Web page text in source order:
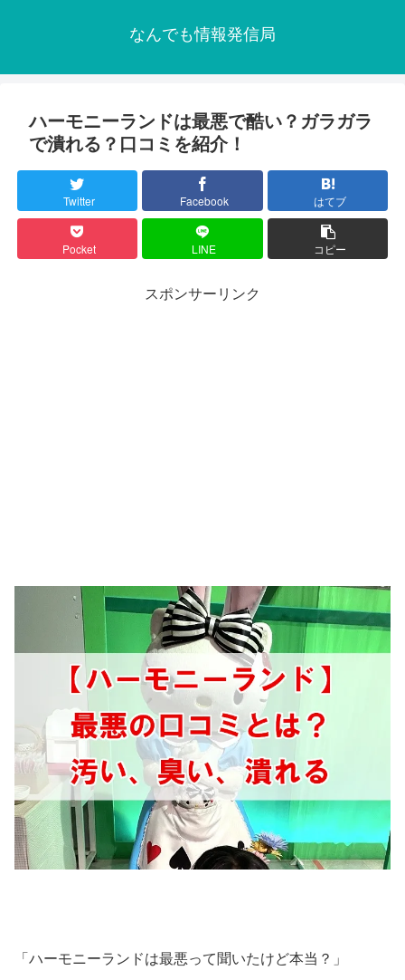
なんでも情報発信局
ハーモニーランドは最悪で酷い？ガラガラ
で潰れる？口コミを紹介！
Twitter Facebook はてブ
Pocket LINE コピー
スポンサーリンク
「ハーモニーランドは最悪って聞いたけど本当？」